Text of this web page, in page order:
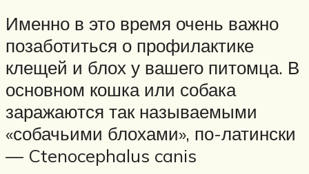
Именно в это время очень важно
позаботиться о профилактике
клещей и блох у вашего питомца. В
основном кошка или собака
заражаются так называемыми
«собачьими блохами», по-латински
— Ctenocephalus canis